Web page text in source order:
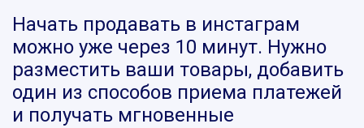
Начать продавать в инстаграм
можно уже через 10 минут. Нужно
разместить ваши товары, добавить
один из способов приема платежей
и получать мгновенные